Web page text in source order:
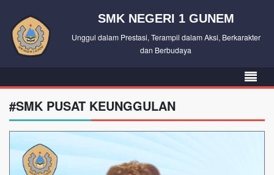
SMK NEGERI 1 GUNEM
Unggul dalam Prestasi, Terampil dalam Aksi, Berkarakter
dan Berbudaya
#SMK PUSAT KEUNGGULAN